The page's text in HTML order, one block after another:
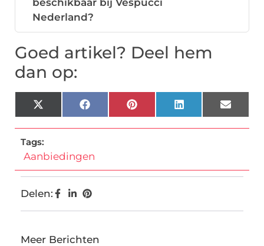
Nederland?
Goed artikel? Deel hem
dan op:
X
(Twitter)
FacebookPinterestLinkedInEmail
Tags:
Aanbiedingen
Delen:
Meer Berichten